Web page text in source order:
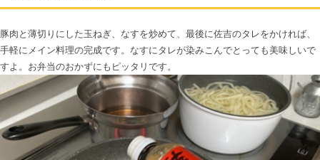
豚肉と薄切りにした玉ねぎ、なすを炒めて、最後に佐吉のタレをかければ、
手軽にメイン料理の完成です。なすにタレが染みこんでとっても美味しいで
すよ。お弁当のおかずにもピッタリです。